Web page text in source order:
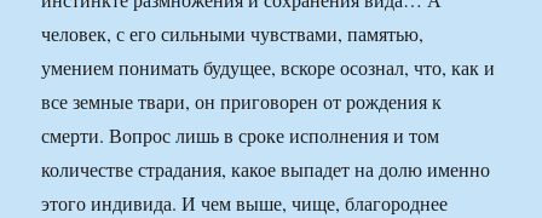
человек, с его сильными чувствами, памятью,
умением понимать будущее, вскоре осознал, что, как и
все земные твари, он приговорен от рождения к
смерти. Вопрос лишь в сроке исполнения и том
количестве страдания, какое выпадет на долю именно
этого индивида. И чем выше, чище, благороднее